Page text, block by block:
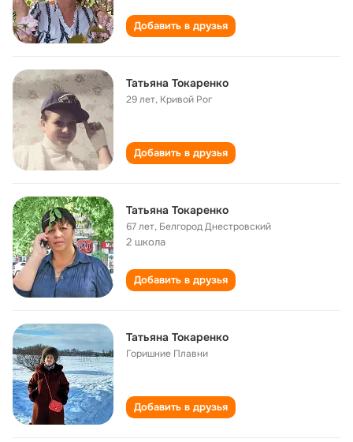
Добавить в друзья
Татьяна Токаренко
29 лет, Кривой Рог
Добавить в друзья
Татьяна Токаренко
67 лет, Белгород Днестровский
2 школа
Добавить в друзья
Татьяна Токаренко
Горишние Плавни
Добавить в друзья